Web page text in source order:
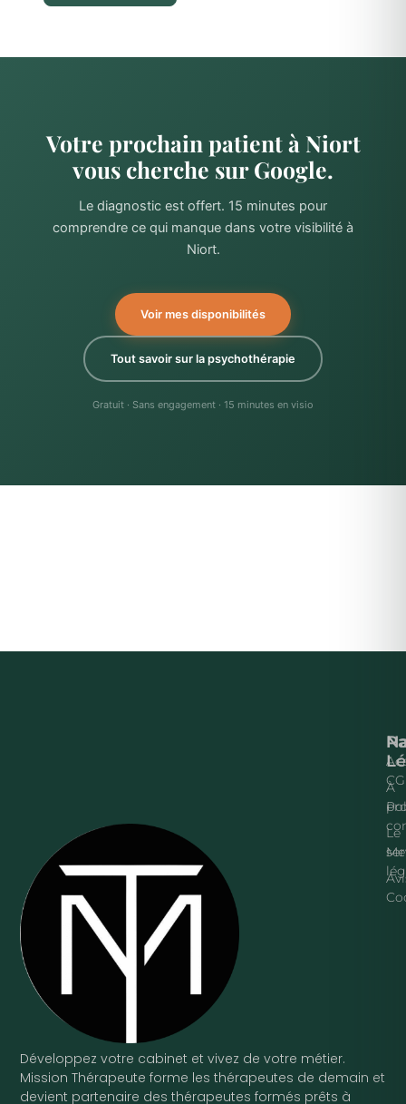
Votre prochain patient à Niort
vous cherche sur Google.
Le diagnostic est offert. 15 minutes pour
comprendre ce qui manque dans votre visibilité à
Niort.
Voir mes disponibilités
Tout savoir sur la psychothérapie
Gratuit · Sans engagement · 15 minutes en visio
Développez votre cabinet et vivez de votre métier.
Mission Thérapeute forme les thérapeutes de demain et
devient partenaire des thérapeutes formés prêts à
À
Le